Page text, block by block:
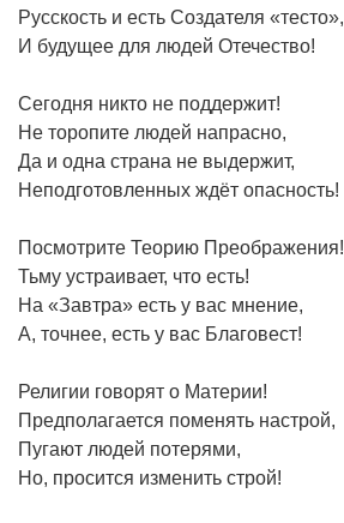
Русскость и есть Создателя «тесто»,
И будущее для людей Отечество!
Сегодня никто не поддержит!
Не торопите людей напрасно,
Да и одна страна не выдержит,
Неподготовленных ждёт опасность!
Посмотрите Теорию Преображения!
Тьму устраивает, что есть!
На «Завтра» есть у вас мнение,
А, точнее, есть у вас Благовест!
Религии говорят о Материи!
Предполагается поменять настрой,
Пугают людей потерями,
Но, просится изменить строй!